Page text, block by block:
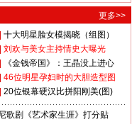
更多>>
十大明星脸女模揭晓（组图）
刘欢与美女主持情史大曝光
《金钱帝国》：王晶没上进心
46位明星孕妇时的大胆造型图
20位银幕硬汉比拼阳刚美(图)
歌剧《艺术家生涯》打分贴